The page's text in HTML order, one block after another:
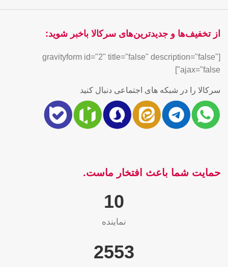
از تخفیف‌ها و جدیدترین‌های سرکالا باخبر شوید:
[gravityform id="2" title="false" description="false"
ajax="false"]
سرکالا را در شبکه های اجتماعی دنبال کنید
حمایت شما باعث افتخار ماست.
10
نماینده
2565